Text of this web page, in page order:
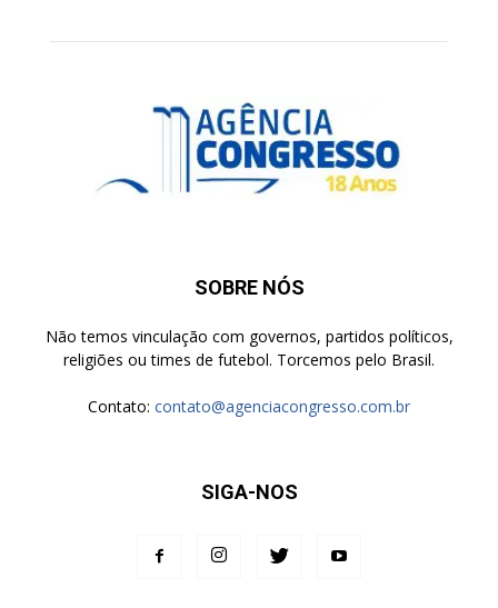
SOBRE NÓS
Não temos vinculação com governos, partidos políticos,
religiões ou times de futebol. Torcemos pelo Brasil.
Contato: contato@agenciacongresso.com.br
SIGA-NOS